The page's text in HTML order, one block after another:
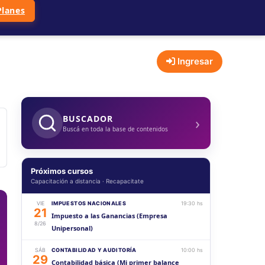
Ingresar
BUSCADOR
Buscá en toda la base de contenidos ›
Próximos cursos
Capacitación a distancia · Recapacitate
VIE
21
8/26
IMPUESTOS NACIONALES 19:30 hs
Impuesto a las Ganancias (Empresa
Unipersonal)
SÁB
29
CONTABILIDAD Y AUDITORÍA 10:00 hs
Contabilidad básica (Mi primer balance